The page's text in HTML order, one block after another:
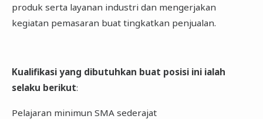
produk serta layanan industri dan mengerjakan
kegiatan pemasaran buat tingkatkan penjualan.
Kualifikasi yang dibutuhkan buat posisi ini ialah
selaku berikut:
Pelajaran minimun SMA sederajat